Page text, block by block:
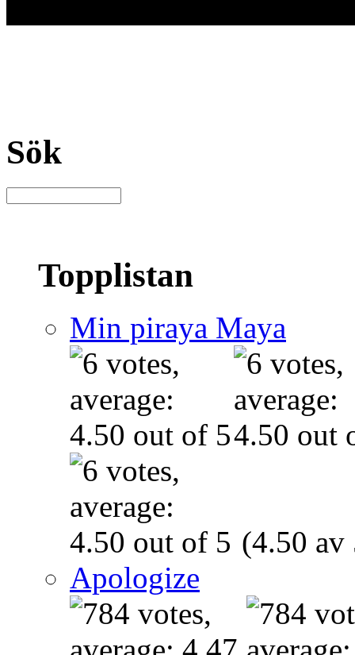
Sök
Topplistan
Min piraya Maya
(4.50 av
Apologize